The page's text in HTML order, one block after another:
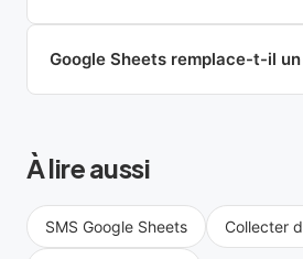
Google Sheets remplace-t-il un
À lire aussi
SMS Google Sheets Collecter